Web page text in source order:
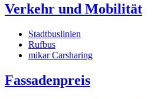
Verkehr und Mobilität
Stadtbuslinien
Rufbus
mikar Carsharing
Fassadenpreis